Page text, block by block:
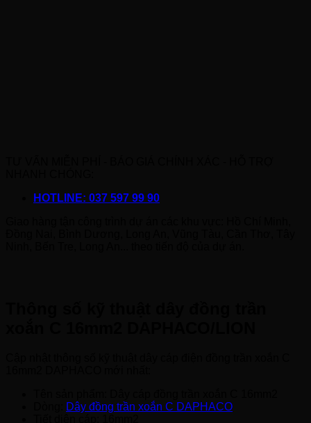
HOTLINE: 037 597 99 90
Dây đồng trần xoắn C DAPHACO